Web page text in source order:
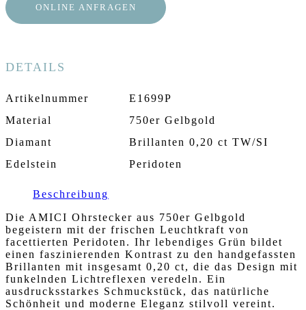
DETAILS
Artikelnummer
E1699P
Material
750er Gelbgold
Diamant
Brillanten 0,20 ct TW/SI
Edelstein
Peridoten
ONLINE ANFRAGEN
Beschreibung
Die AMICI Ohrstecker aus 750er Gelbgold
begeistern mit der frischen Leuchtkraft von
facettierten Peridoten. Ihr lebendiges Grün bildet
einen faszinierenden Kontrast zu den handgefassten
Brillanten mit insgesamt 0,20 ct, die das Design mit
funkelnden Lichtreflexen veredeln. Ein
ausdrucksstarkes Schmuckstück, das natürliche
Schönheit und moderne Eleganz stilvoll vereint.